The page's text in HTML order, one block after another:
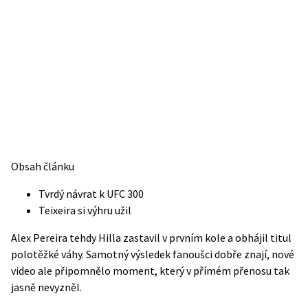
Obsah článku
Tvrdý návrat k UFC 300
Teixeira si výhru užil
Alex Pereira tehdy Hilla zastavil v prvním kole a obhájil titul
polotěžké váhy. Samotný výsledek fanoušci dobře znají, nové
video ale připomnělo moment, který v přímém přenosu tak
jasně nevyzněl.